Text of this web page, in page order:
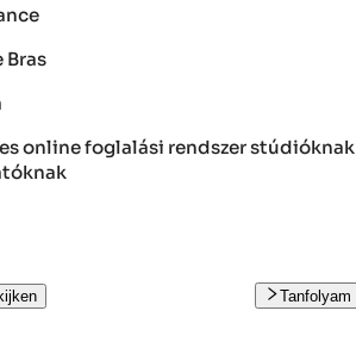
Bras
online foglalási rendszer stúdióknak
Tanfolyam